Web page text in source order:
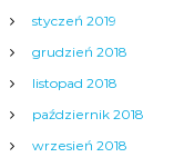
styczeń 2019
grudzień 2018
listopad 2018
październik 2018
wrzesień 2018